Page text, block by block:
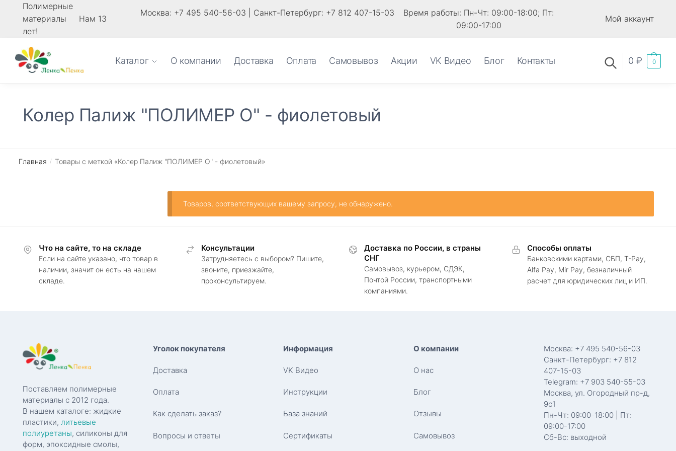
navigation
content
Полимерные
материалы Нам 13
лет!
Москва: +7 495 540-56-03 | Санкт-Петербург: +7 812 407-15-03
Время работы: Пн-Чт: 09:00-18:00; Пт:
09:00-17:00
Мой аккаунт
Каталог О компании Доставка Оплата Самовывоз Акции VK Видео Блог Контакты 0 ₽ 0
Колер Палиж "ПОЛИМЕР О" - фиолетовый
Главная / Товары с меткой «Колер Палиж "ПОЛИМЕР О" - фиолетовый»
Товаров, соответствующих вашему запросу, не обнаружено.
Что на сайте, то на складе
Если на сайте указано, что товар в
наличии, значит он есть на нашем
складе.
Консультации
Затрудняетесь с выбором? Пишите,
звоните, приезжайте,
проконсультируем.
Доставка по России, в страны
СНГ
Самовывоз, курьером, СДЭК,
Почтой России, транспортными
компаниями.
Способы оплаты
Банковскими картами, СБП, T-Pay,
Alfa Pay, Mir Pay, безналичный
расчет для юридических лиц и ИП.
Поставляем полимерные
материалы с 2012 года.
В нашем каталоге: жидкие
пластики, литьевые
полиуретаны, силиконы для
форм, эпоксидные смолы,
Уголок покупателя
Доставка
Оплата
Как сделать заказ?
Вопросы и ответы
Информация
VK Видео
Инструкции
База знаний
Сертификаты
О компании
О нас
Блог
Отзывы
Самовывоз
Москва: +7 495 540-56-03
Санкт-Петербург: +7 812
407-15-03
Telegram: +7 903 540-55-03
Москва, ул. Огородный пр-д,
9с1
Пн-Чт: 09:00-18:00 | Пт:
09:00-17:00
Сб-Вс: выходной